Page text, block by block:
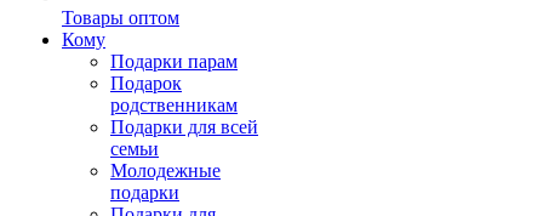
Товары оптом
Кому
Подарки парам
Подарок
родственникам
Подарки для всей
семьи
Молодежные
подарки